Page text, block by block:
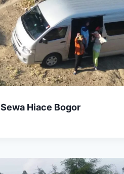
Sewa Hiace Bogor